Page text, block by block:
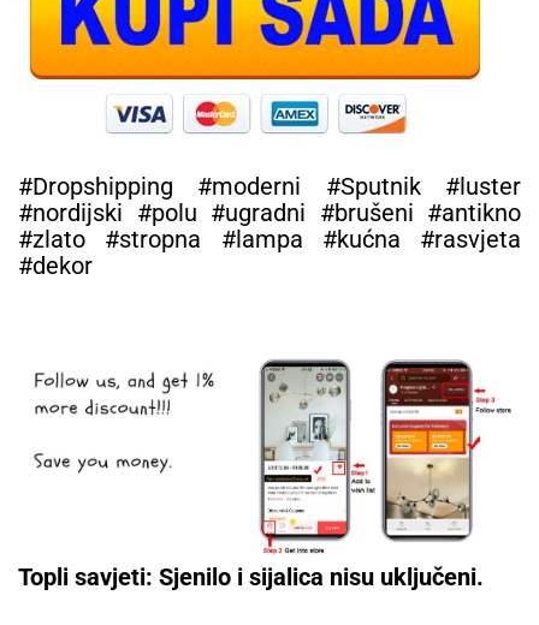
#Dropshipping #moderni #Sputnik #luster
#nordijski #polu #ugradni #brušeni #antikno
#zlato #stropna #lampa #kućna #rasvjeta
#dekor
Topli savjeti: Sjenilo i sijalica nisu uključeni.